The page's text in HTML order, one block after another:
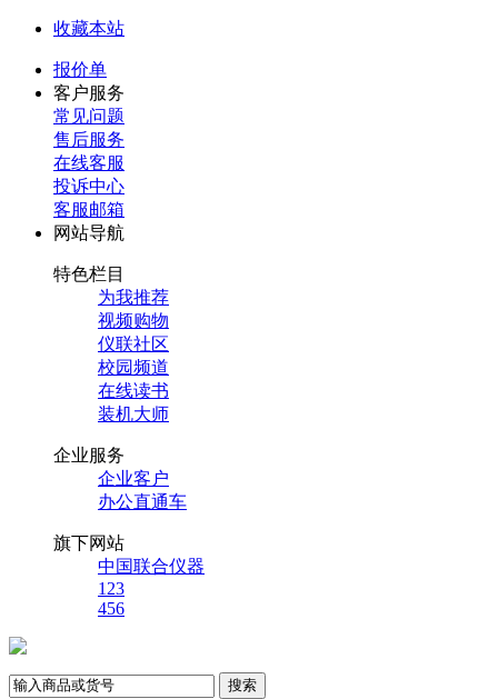
收藏本站
报价单
客户服务
常见问题
售后服务
在线客服
投诉中心
客服邮箱
网站导航
特色栏目
为我推荐
视频购物
仪联社区
校园频道
在线读书
装机大师
企业服务
企业客户
办公直通车
旗下网站
中国联合仪器
123
456